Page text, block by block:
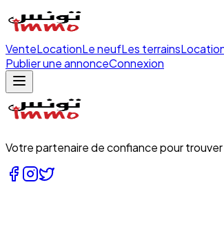
VenteLocationLe neufLes terrains
Publier une annonceConnexion
Votre partenaire de confiance pour